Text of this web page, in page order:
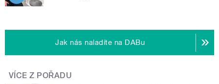
Jak nás naladíte na DABu
VÍCE Z POŘADU